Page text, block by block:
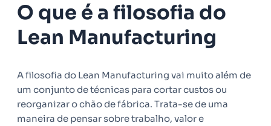
O que é a filosofia do
Lean Manufacturing
A filosofia do Lean Manufacturing vai muito além de
um conjunto de técnicas para cortar custos ou
reorganizar o chão de fábrica. Trata-se de uma
maneira de pensar sobre trabalho, valor e